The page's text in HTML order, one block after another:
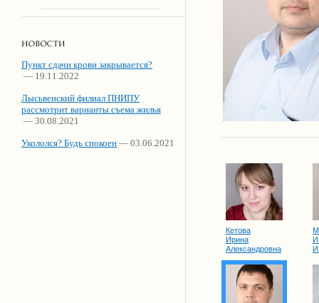
Пункт сдачи крови закрывается?
— 19.11.2022
Лысьвенский филиал ПНИПУ
рассмотрит варианты съема жилья
— 30.08.2021
Укололся? Будь спокоен — 03.06.2021
Кетова
Ирина
Александровна